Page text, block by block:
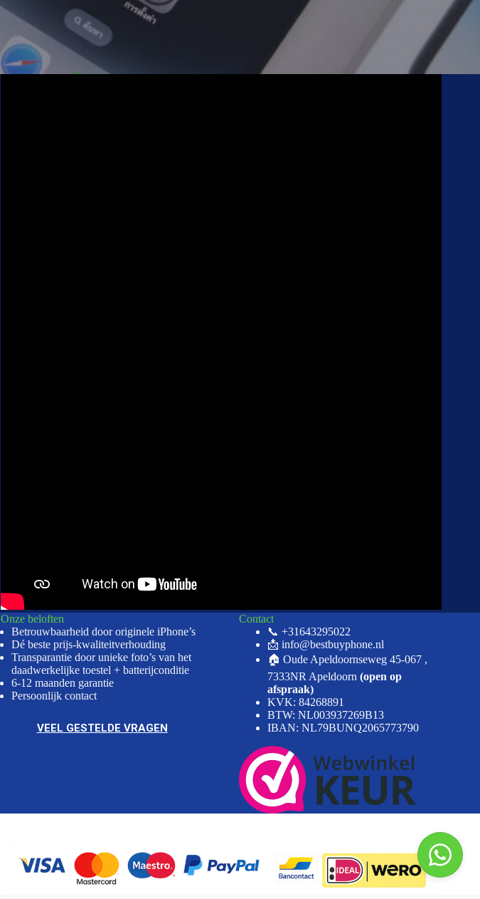
Onze beloften
Betrouwbaarheid door originele iPhone’s
Dé beste prijs-kwaliteitverhouding
Transparantie door unieke foto’s van het
daadwerkelijke toestel + batterijconditie
6-12 maanden garantie
Persoonlijk contact
VEEL GESTELDE VRAGEN
Contact
📞 +31643295022
📩 info@bestbuyphone.nl
🏠 Oude Apeldoornseweg 45-067 ,
7333NR Apeldoorn(open op
afspraak)
KVK: 84268891
BTW: NL003937269B13
IBAN: NL79BUNQ2065773790